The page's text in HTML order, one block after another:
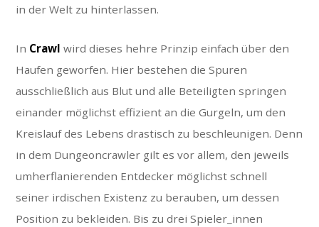
in der Welt zu hinterlassen.
In Crawl wird dieses hehre Prinzip einfach über den
Haufen geworfen. Hier bestehen die Spuren
ausschließlich aus Blut und alle Beteiligten springen
einander möglichst effizient an die Gurgeln, um den
Kreislauf des Lebens drastisch zu beschleunigen. Denn
in dem Dungeoncrawler gilt es vor allem, den jeweils
umherflanierenden Entdecker möglichst schnell
seiner irdischen Existenz zu berauben, um dessen
Position zu bekleiden. Bis zu drei Spieler_innen